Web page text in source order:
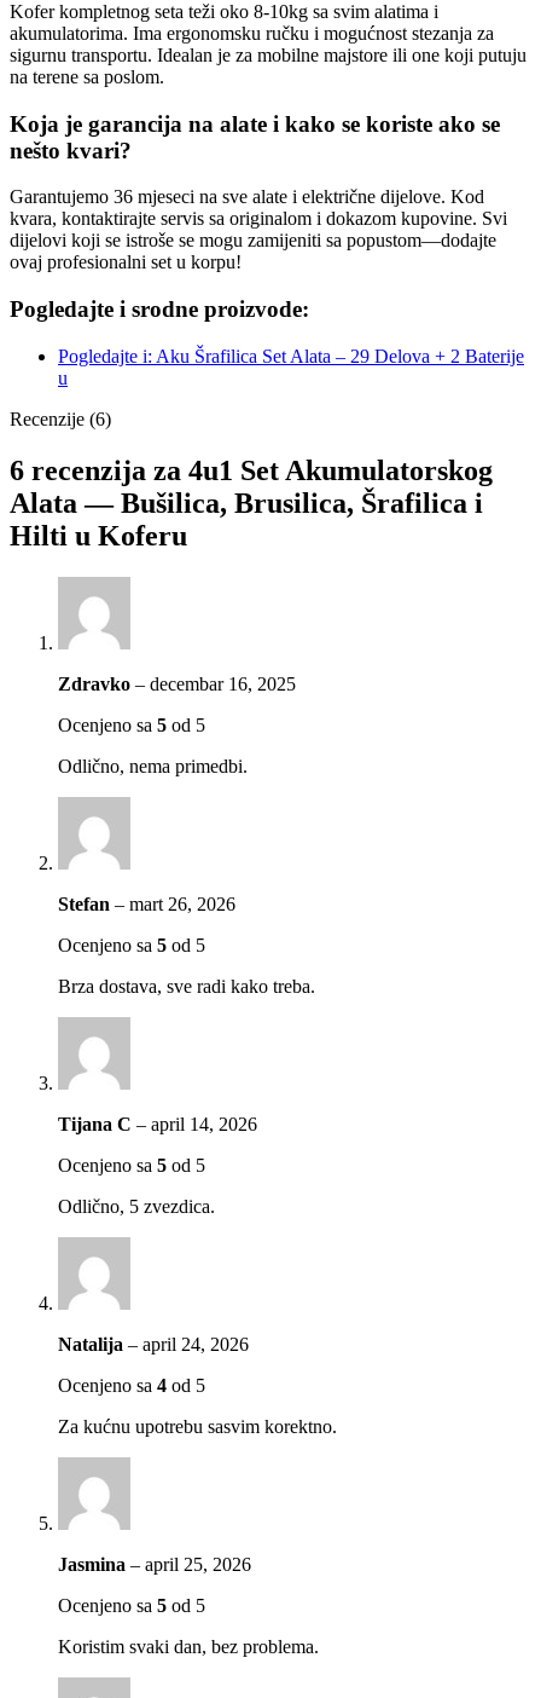
Kofer kompletnog seta teži oko 8-10kg sa svim alatima i
akumulatorima. Ima ergonomsku ručku i mogućnost stezanja za
sigurnu transportu. Idealan je za mobilne majstore ili one koji putuju
na terene sa poslom.
Koja je garancija na alate i kako se koriste ako se
nešto kvari?
Garantujemo 36 mjeseci na sve alate i električne dijelove. Kod
kvara, kontaktirajte servis sa originalom i dokazom kupovine. Svi
dijelovi koji se istroše se mogu zamijeniti sa popustom—dodajte
ovaj profesionalni set u korpu!
Pogledajte i srodne proizvode:
Pogledajte i: Aku Šrafilica Set Alata – 29 Delova + 2 Baterije
u
Recenzije (6)
6 recenzija za 4u1 Set Akumulatorskog
Alata — Bušilica, Brusilica, Šrafilica i
Hilti u Koferu
Zdravko – decembar 16, 2025
Ocenjeno sa 5 od 5
Odlično, nema primedbi.
Stefan – mart 26, 2026
Ocenjeno sa 5 od 5
Brza dostava, sve radi kako treba.
Tijana C – april 14, 2026
Ocenjeno sa 5 od 5
Odlično, 5 zvezdica.
Natalija – april 24, 2026
Ocenjeno sa 4 od 5
Za kućnu upotrebu sasvim korektno.
Jasmina – april 25, 2026
Ocenjeno sa 5 od 5
Koristim svaki dan, bez problema.